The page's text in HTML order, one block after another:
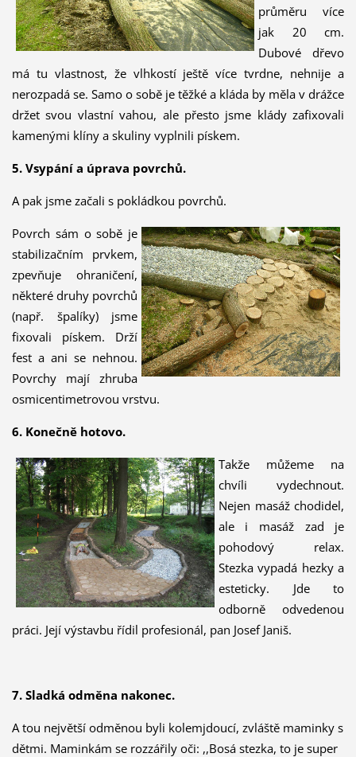
průměru více
jak 20 cm.
Dubové dřevo
má tu vlastnost, že vlhkostí ještě více tvrdne, nehnije a
nerozpadá se. Samo o sobě je těžké a kláda by měla v drážce
držet svou vlastní vahou, ale přesto jsme klády zafixovali
kamenými klíny a skuliny vyplnili pískem.
5. Vsypání a úprava povrchů.
A pak jsme začali s pokládkou povrchů.
Povrch sám o sobě je
stabilizačním prvkem,
zpevňuje ohraničení,
některé druhy povrchů
(např. špalíky) jsme
fixovali pískem. Drží
fest a ani se nehnou.
Povrchy mají zhruba
osmicentimetrovou vrstvu.
6. Konečně hotovo.
Takže můžeme na
chvíli vydechnout.
Nejen masáž chodidel,
ale i masáž zad je
pohodový relax.
Stezka vypadá hezky a
esteticky. Jde to
odborně odvedenou
práci. Její výstavbu řídil profesionál, pan Josef Janiš.
7. Sladká odměna nakonec.
A tou největší odměnou byli kolemjdoucí, zvláště maminky s
dětmi. Maminkám se rozzářily oči: ,,Bosá stezka, to je super